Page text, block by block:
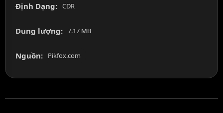
Định Dạng: CDR
Dung lượng: 7.17 MB
Nguồn: Pikfox.com